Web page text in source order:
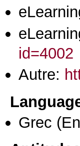
id=4002
Autre:
Grec